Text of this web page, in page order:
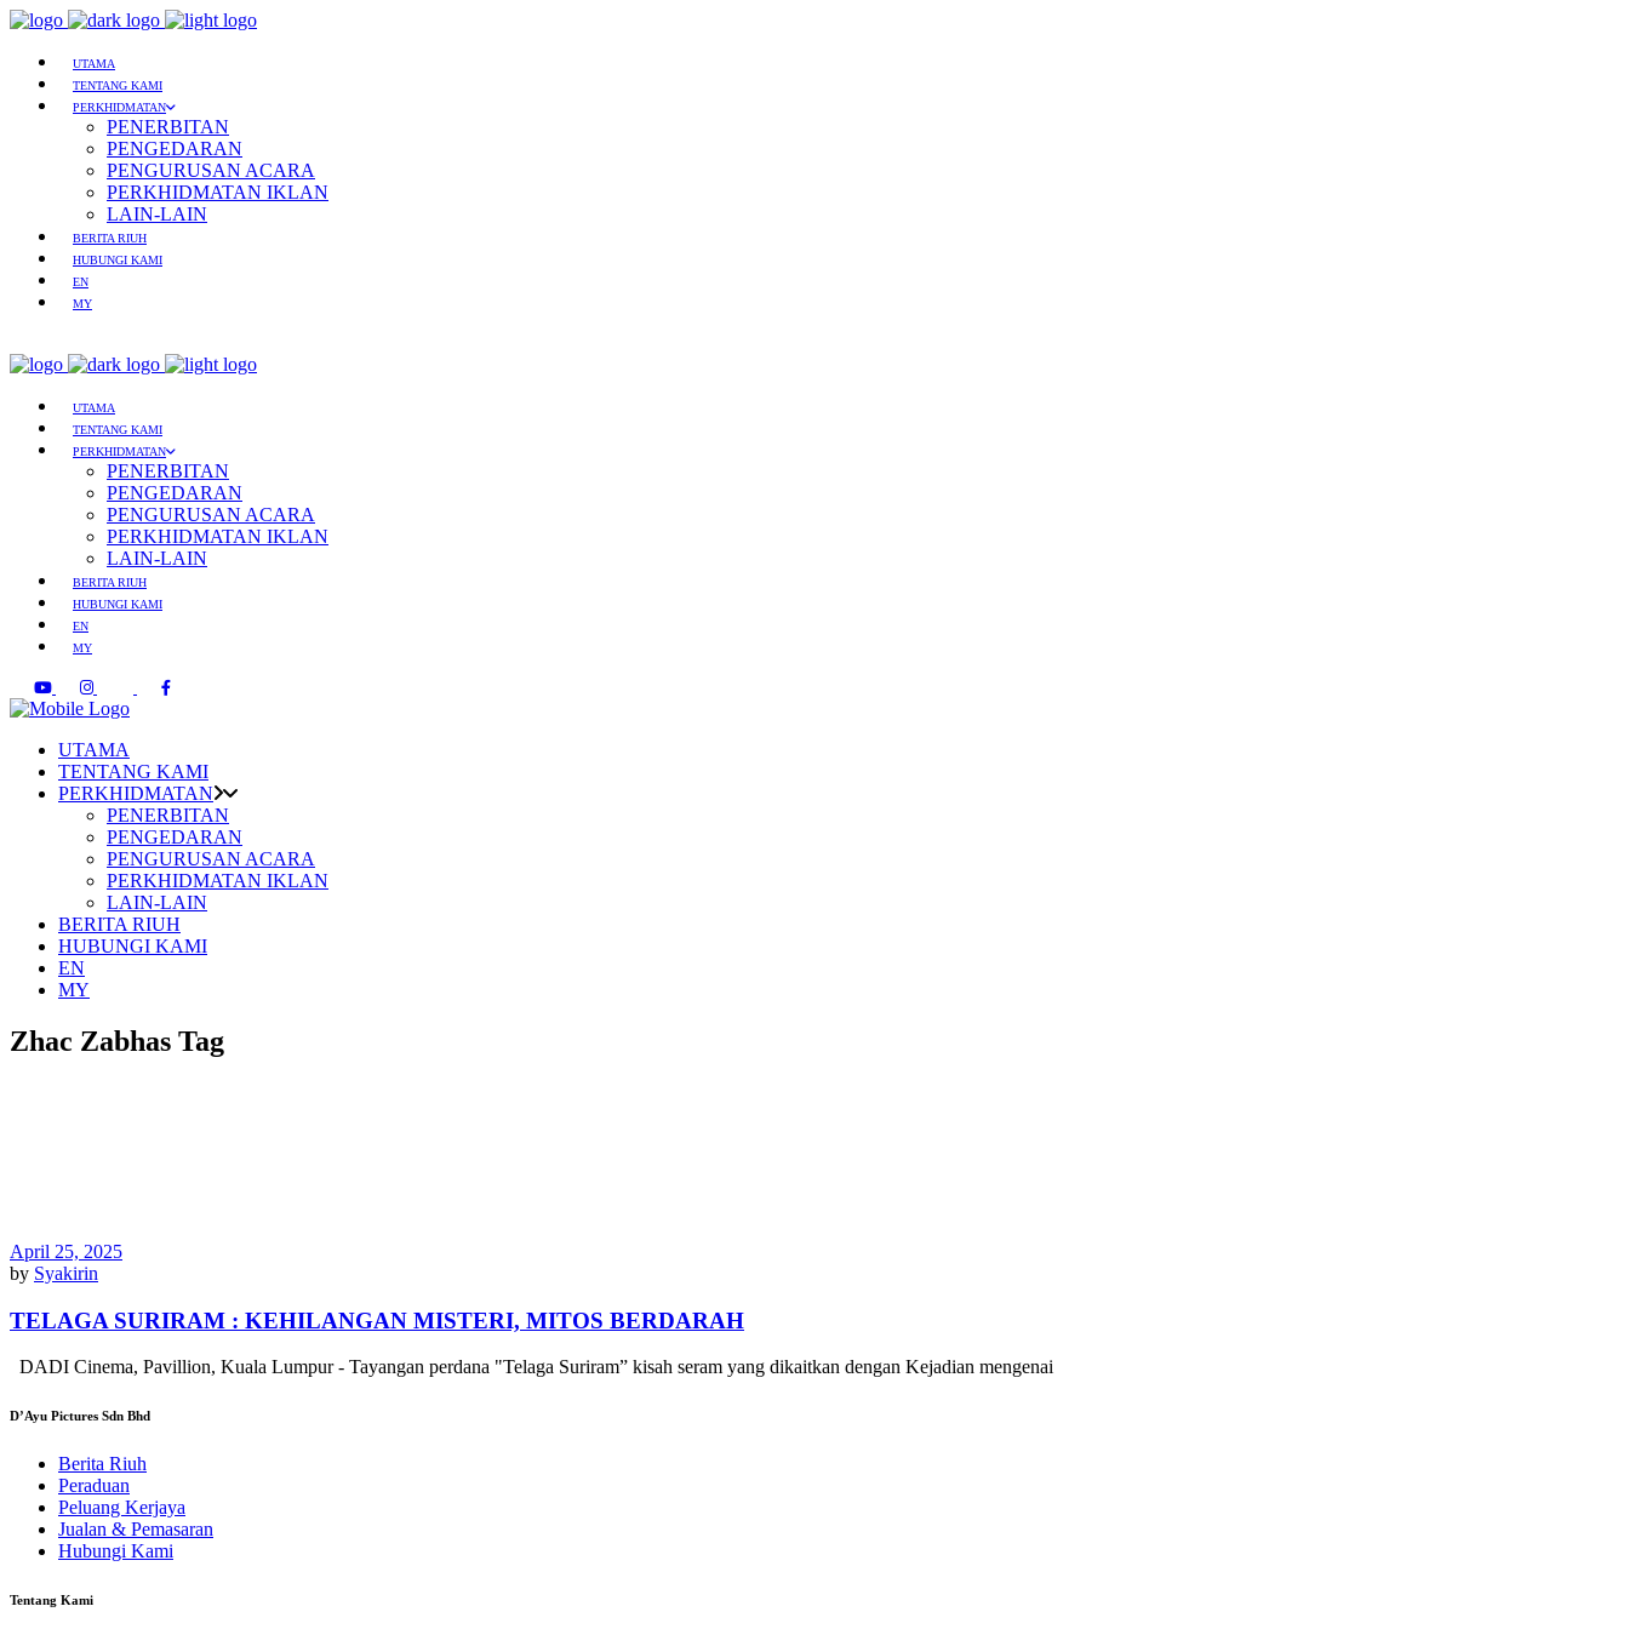
UTAMA
TENTANG KAMI
PERKHIDMATAN
PENERBITAN
PENGEDARAN
PENGURUSAN ACARA
PERKHIDMATAN IKLAN
LAIN-LAIN
BERITA RIUH
HUBUNGI KAMI
EN
MY
UTAMA
TENTANG KAMI
PERKHIDMATAN
PENERBITAN
PENGEDARAN
PENGURUSAN ACARA
PERKHIDMATAN IKLAN
LAIN-LAIN
BERITA RIUH
HUBUNGI KAMI
EN
MY
UTAMA
TENTANG KAMI
PERKHIDMATAN
PENERBITAN
PENGEDARAN
PENGURUSAN ACARA
PERKHIDMATAN IKLAN
LAIN-LAIN
BERITA RIUH
HUBUNGI KAMI
EN
MY
Zhac Zabhas Tag
April 25, 2025
by Syakirin
TELAGA SURIRAM : KEHILANGAN MISTERI, MITOS BERDARAH
DADI Cinema, Pavillion, Kuala Lumpur - Tayangan perdana "Telaga Suriram” kisah seram yang dikaitkan dengan Kejadian mengenai
D’Ayu Pictures Sdn Bhd
Berita Riuh
Peraduan
Peluang Kerjaya
Jualan & Pemasaran
Hubungi Kami
Tentang Kami